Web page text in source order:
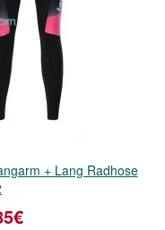
+ Lang Radhose